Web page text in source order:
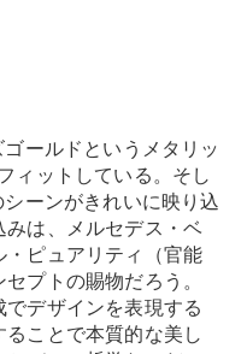
ールドというメタリッ
ィットしている。そし
ーンがきれいに映り込
は、メルセデス・ベ
ピュアリティ（官能
プトの賜物だろう。
デザインを表現する
ことで本質的な美し